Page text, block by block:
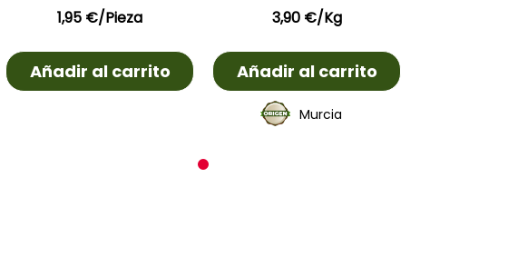
1,95 €/Pieza
Añadir al carrito
3,90 €/Kg
Añadir al carrito
Murcia